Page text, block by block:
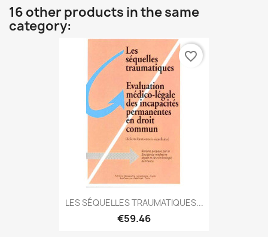
16 other products in the same
category:
LES SÉQUELLES TRAUMATIQUES...
€59.46
favorite_border